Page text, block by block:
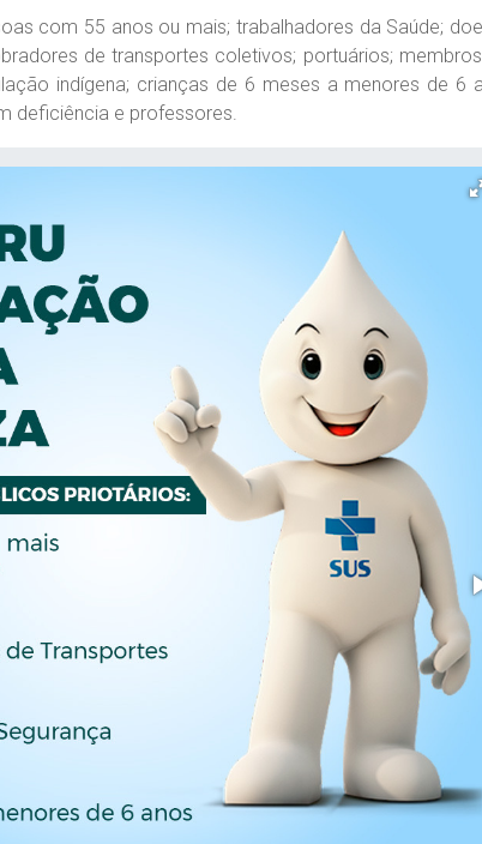
com 55 anos ou mais; trabalhadores da Saúde;
de transportes coletivos; portuários;
indígena; crianças de 6 meses a menores de 6
deficiência e professores.